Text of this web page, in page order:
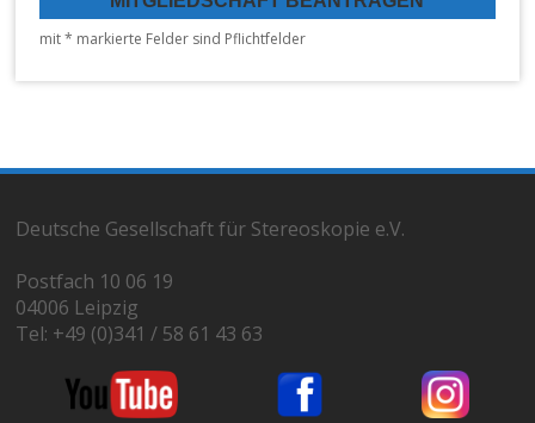
mit * markierte Felder sind Pflicht­felder
Deutsche Gesellschaft für Stereoskopie e.V.
Postfach 10 06 19
04006 Leipzig
Tel: +49 (0)341 / 58 61 43 63